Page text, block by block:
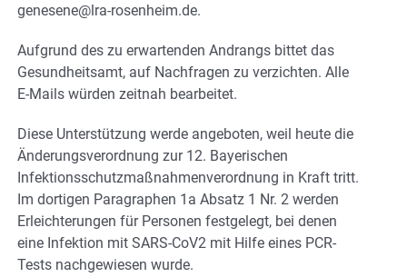
genesene@lra-rosenheim.de.
Aufgrund des zu erwartenden Andrangs bittet das
Gesundheitsamt, auf Nachfragen zu verzichten. Alle
E-Mails würden zeitnah bearbeitet.
Diese Unterstützung werde angeboten, weil heute die
Änderungsverordnung zur 12. Bayerischen
Infektionsschutzmaßnahmenverordnung in Kraft tritt.
Im dortigen Paragraphen 1a Absatz 1 Nr. 2 werden
Erleichterungen für Personen festgelegt, bei denen
eine Infektion mit SARS-CoV2 mit Hilfe eines PCR-
Tests nachgewiesen wurde.